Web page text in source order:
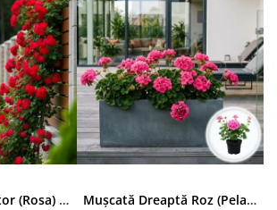
Trandafir Catarator (Rosa) Red Climber - 75cm Mușcată Dreaptă Roz (Pelargonium Zonale)